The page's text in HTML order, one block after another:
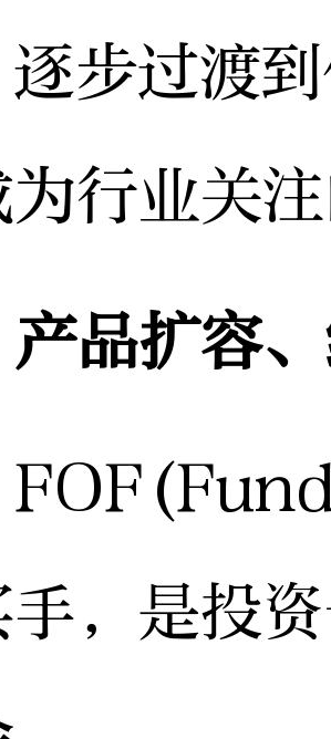
步过渡
行业关
产品扩容
，是投